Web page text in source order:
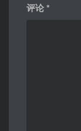
评论*